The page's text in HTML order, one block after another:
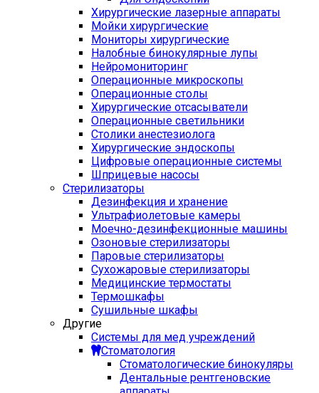
Хирургические лазерные аппараты
Мойки хирургические
Мониторы хирургические
Налобные бинокулярные лупы
Нейромониторинг
Операционные микроскопы
Операционные столы
Хирургические отсасыватели
Операционные светильники
Столики анестезиолога
Хирургические эндоскопы
Цифровые операционные системы
Шприцевые насосы
Стерилизаторы
Дезинфекция и хранение
Ультрафиолетовые камеры
Моечно-дезинфекционные машины
Озоновые стерилизаторы
Паровые стерилизаторы
Сухожаровые стерилизаторы
Медицинские термостаты
Термошкафы
Сушильные шкафы
Другие
Системы для мед учреждений
Стоматология
Стоматологические бинокуляры
Дентальные рентгеновские